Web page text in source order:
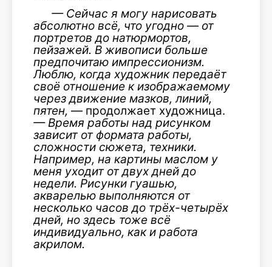
— Сейчас я могу нарисовать
абсолютно всё, что угодно — от
портретов до натюрмортов,
пейзажей. В живописи больше
предпочитаю импрессионизм.
Люблю, когда художник передаёт
своё отношение к изображаемому
через движение мазков, линий,
пятен, — продолжает художница.
— Время работы над рисунком
зависит от формата работы,
сложности сюжета, техники.
Например, на картины маслом у
меня уходит от двух дней до
недели. Рисунки гуашью,
акварелью выполняются от
несколько часов до трёх-четырёх
дней, но здесь тоже всё
индивидуально, как и работа
акрилом.